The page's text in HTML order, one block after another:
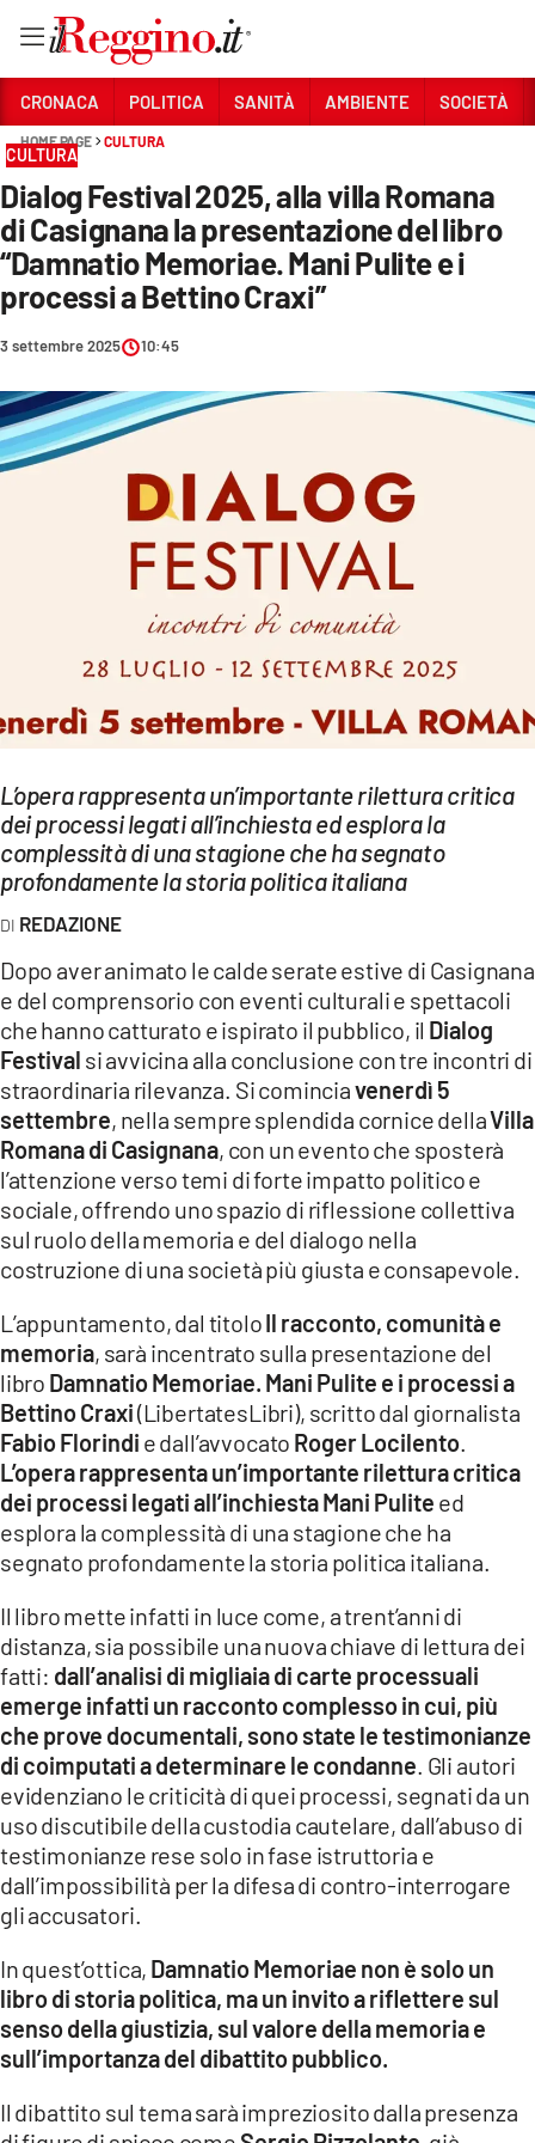
Sezioni
CRONACA
POLITICA
SANITÀ
AMBIENTE
SOCIETÀ
CULTURA
ECONOMIA E LAVORO
Streaming
LAC TV
LAC ONAIR
LaC
Network
LACTV.IT
LACONAIR.IT
LACITYMAG.IT
ILREGGINO.IT
COSENZACHANNEL.IT
ILVIBONESE.IT
CATANZAROCHANNEL.IT
LACAPITALENEWS.IT
App
ANDROID
APPLE
CRONACA POLITICA SANITÀ AMBIENTE SOCIETÀ
HOME PAGE CULTURA
CULTURA
Dialog Festival 2025, alla villa Romana
di Casignana la presentazione del libro
“Damnatio Memoriae. Mani Pulite e i
processi a Bettino Craxi”
3 settembre 2025 10:45
L’opera rappresenta un’importante rilettura critica
dei processi legati all’inchiesta ed esplora la
complessità di una stagione che ha segnato
profondamente la storia politica italiana
REDAZIONE
Dopo aver animato le calde serate estive di Casignana
e del comprensorio con eventi culturali e spettacoli
che hanno catturato e ispirato il pubblico, il Dialog
Festival si avvicina alla conclusione con tre incontri di
straordinaria rilevanza. Si cominciavenerdì 5
settembre, nella sempre splendida cornice dellaVilla
Romana di Casignana, con un evento che sposterà
l’attenzione verso temi di forte impatto politico e
sociale, offrendo uno spazio di riflessione collettiva
sul ruolo della memoria e del dialogo nella
costruzione di una società più giusta e consapevole.
L’appuntamento, dal titoloIl racconto, comunità e
memoria, sarà incentrato sulla presentazione del
libro Damnatio Memoriae. Mani Pulite e i processi a
Bettino Craxi(LibertatesLibri), scritto dal giornalista
Fabio Florindi e dall’avvocato Roger Locilento
L’opera rappresenta un’importante rilettura critica
dei processi legati all’inchiesta Mani Pulite ed
esplora la complessità di una stagione che ha
segnato profondamente la storia politica italiana.
Il libro mette infatti in luce come, a trent’anni di
distanza, sia possibile una nuova chiave di lettura dei
fatti: dall’analisi di migliaia di carte processuali
emerge infatti un racconto complesso in cui, più
che prove documentali, sono state le testimonianze
di coimputati a determinare le condanne . Gli autori
evidenziano le criticità di quei processi, segnati da un
uso discutibile della custodia cautelare, dall’abuso di
testimonianze rese solo in fase istruttoria e
dall’impossibilità per la difesa di contro-interrogare
gli accusatori.
In quest’ottica, Damnatio Memoriae non è solo un
libro di storia politica, ma un invito a riflettere sul
senso della giustizia, sul valore della memoria e
sull’importanza del dibattito pubblico.
Il dibattito sul tema sarà impreziosito dalla presenza